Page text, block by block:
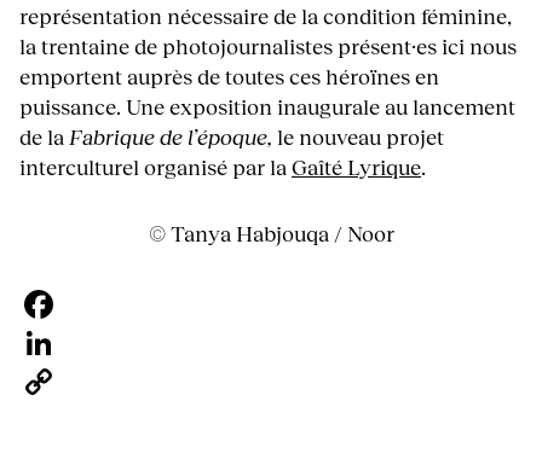
représentation nécessaire de la condition féminine,
la trentaine de photojournalistes présent·es ici nous
emportent auprès de toutes ces héroïnes en
puissance. Une exposition inaugurale au lancement
de la Fabrique de l’époque, le nouveau projet
interculturel organisé par la Gaîté Lyrique.
© Tanya Habjouqa / Noor
Facebook
LinkedIn